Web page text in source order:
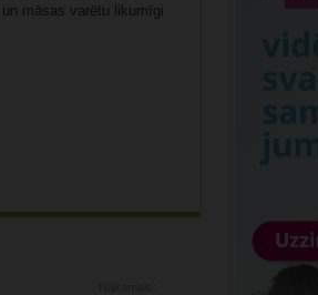
māsas varētu likumīgi